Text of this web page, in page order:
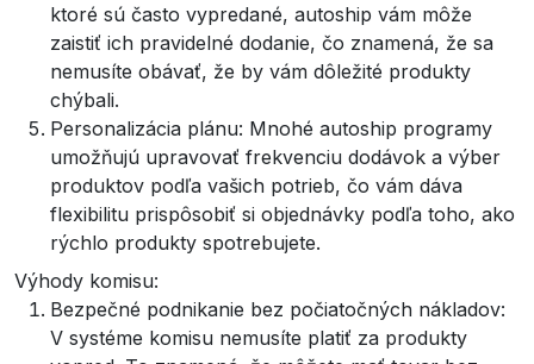
ktoré sú často vypredané, autoship vám môže
zaistiť ich pravidelné dodanie, čo znamená, že sa
nemusíte obávať, že by vám dôležité produkty
chýbali.
Personalizácia plánu: Mnohé autoship programy
umožňujú upravovať frekvenciu dodávok a výber
produktov podľa vašich potrieb, čo vám dáva
flexibilitu prispôsobiť si objednávky podľa toho, ako
rýchlo produkty spotrebujete.
Výhody komisu:
Bezpečné podnikanie bez počiatočných nákladov:
V systéme komisu nemusíte platiť za produkty